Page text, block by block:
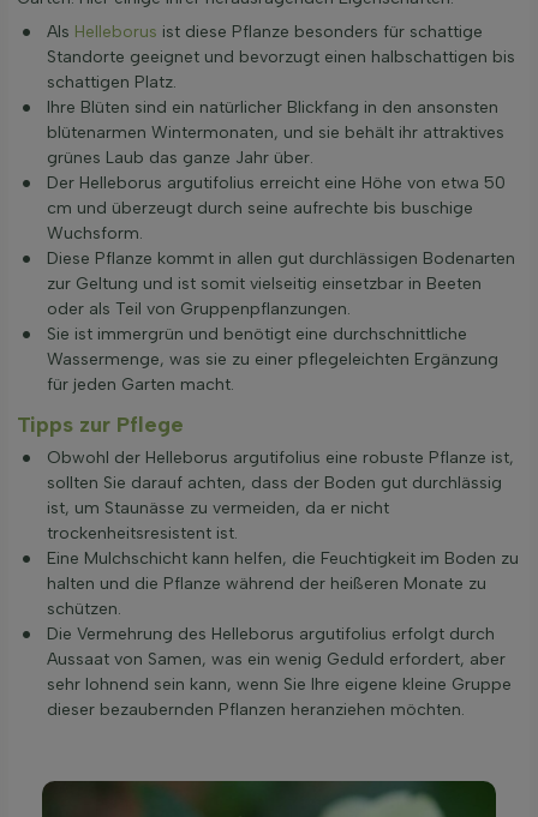
Als Helleborus ist diese Pflanze besonders für schattige
Standorte geeignet und bevorzugt einen halbschattigen bis
schattigen Platz.
Ihre Blüten sind ein natürlicher Blickfang in den ansonsten
blütenarmen Wintermonaten, und sie behält ihr attraktives
grünes Laub das ganze Jahr über.
Der Helleborus argutifolius erreicht eine Höhe von etwa 50
cm und überzeugt durch seine aufrechte bis buschige
Wuchsform.
Diese Pflanze kommt in allen gut durchlässigen Bodenarten
zur Geltung und ist somit vielseitig einsetzbar in Beeten
oder als Teil von Gruppenpflanzungen.
Sie ist immergrün und benötigt eine durchschnittliche
Wassermenge, was sie zu einer pflegeleichten Ergänzung
für jeden Garten macht.
Tipps zur Pflege
Obwohl der Helleborus argutifolius eine robuste Pflanze ist,
sollten Sie darauf achten, dass der Boden gut durchlässig
ist, um Staunässe zu vermeiden, da er nicht
trockenheitsresistent ist.
Eine Mulchschicht kann helfen, die Feuchtigkeit im Boden zu
halten und die Pflanze während der heißeren Monate zu
schützen.
Die Vermehrung des Helleborus argutifolius erfolgt durch
Aussaat von Samen, was ein wenig Geduld erfordert, aber
sehr lohnend sein kann, wenn Sie Ihre eigene kleine Gruppe
dieser bezaubernden Pflanzen heranziehen möchten.